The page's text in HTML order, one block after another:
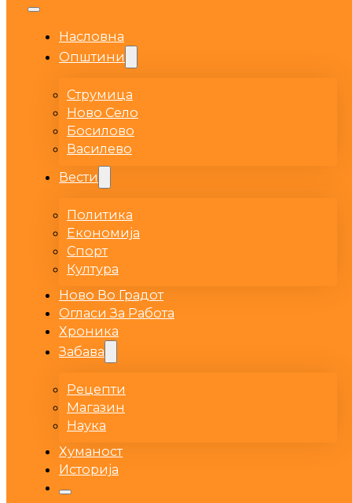
Насловна
Општини
Струмица
Ново Село
Босилово
Василево
Вести
Политика
Економија
Спорт
Култура
Ново Во Градот
Огласи За Работа
Хроника
Забава
Рецепти
Магазин
Наука
Хуманост
Историја